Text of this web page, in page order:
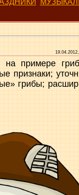
на примере
признаки;
грибы;